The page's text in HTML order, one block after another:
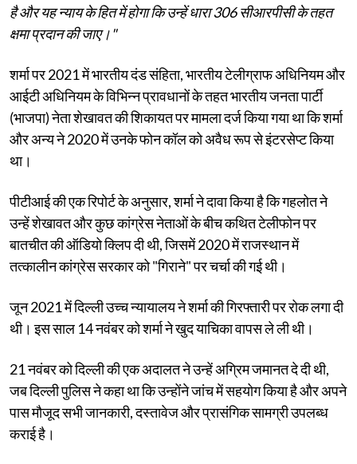
है और यह न्याय के हित में होगा कि उन्हें धारा 306 सीआरपीसी के तहत
क्षमा प्रदान की जाए।"
शर्मा पर 2021 में भारतीय दंड संहिता, भारतीय टेलीग्राफ अधिनियम और
आईटी अधिनियम के विभिन्न प्रावधानों के तहत भारतीय जनता पार्टी
(भाजपा) नेता शेखावत की शिकायत पर मामला दर्ज किया गया था कि शर्मा
और अन्य ने 2020 में उनके फोन कॉल को अवैध रूप से इंटरसेप्ट किया
था।
पीटीआई की एक रिपोर्ट के अनुसार, शर्मा ने दावा किया है कि गहलोत ने
उन्हें शेखावत और कुछ कांग्रेस नेताओं के बीच कथित टेलीफोन पर
बातचीत की ऑडियो क्लिप दी थी, जिसमें 2020 में राजस्थान में
तत्कालीन कांग्रेस सरकार को "गिराने" पर चर्चा की गई थी।
जून 2021 में दिल्ली उच्च न्यायालय ने शर्मा की गिरफ्तारी पर रोक लगा दी
थी। इस साल 14 नवंबर को शर्मा ने खुद याचिका वापस ले ली थी।
21 नवंबर को दिल्ली की एक अदालत ने उन्हें अग्रिम जमानत दे दी थी,
जब दिल्ली पुलिस ने कहा था कि उन्होंने जांच में सहयोग किया है और अपने
पास मौजूद सभी जानकारी, दस्तावेज और प्रासंगिक सामग्री उपलब्ध
कराई है।